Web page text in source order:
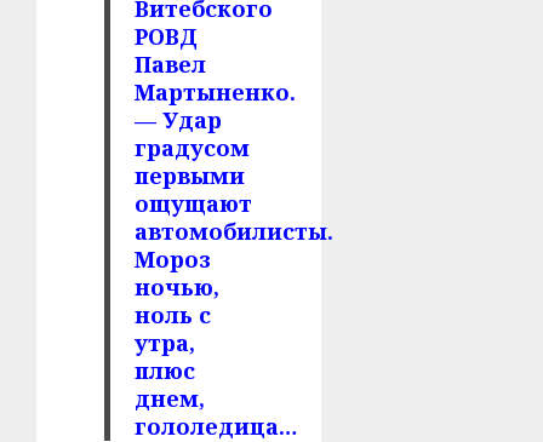
Витебского
РОВД
Павел
Мартыненко.
— Удар
градусом
первыми
ощущают
автомобилисты.
Мороз
ночью,
ноль с
утра,
плюс
днем,
гололедица…